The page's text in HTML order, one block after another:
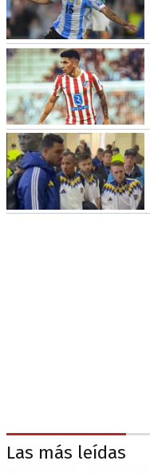
Las más leídas